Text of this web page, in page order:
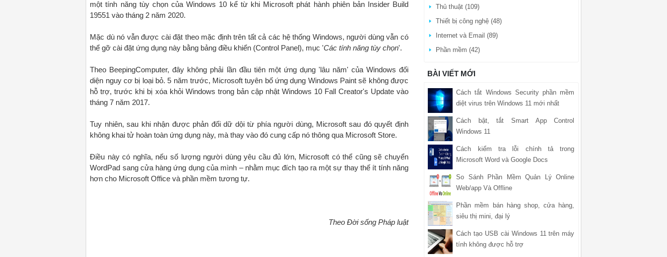
một tính năng tùy chọn của Windows 10 kể từ khi Microsoft phát hành phiên bản Insider Build
19551 vào tháng 2 năm 2020.
Mặc dù nó vẫn được cài đặt theo mặc định trên tất cả các hệ thống Windows, người dùng vẫn có
thể gỡ cài đặt ứng dụng này bằng bảng điều khiển (Control Panel), mục 'Các tính năng tùy chọn'.
Theo BeepingComputer, đây không phải lần đầu tiên một ứng dụng 'lâu năm' của Windows đối
diện nguy cơ bị loại bỏ. 5 năm trước, Microsoft tuyên bố ứng dụng Windows Paint sẽ không được
hỗ trợ, trước khi bị xóa khỏi Windows trong bản cập nhật Windows 10 Fall Creator's Update vào
tháng 7 năm 2017.
Tuy nhiên, sau khi nhận được phản đối dữ dội từ phía người dùng, Microsoft sau đó quyết định
không khai tử hoàn toàn ứng dụng này, mà thay vào đó cung cấp nó thông qua Microsoft Store.
Điều này có nghĩa, nếu số lượng người dùng yêu cầu đủ lớn, Microsoft có thể cũng sẽ chuyển
WordPad sang cửa hàng ứng dụng của mình – nhằm mục đích tạo ra một sự thay thế ít tính năng
hơn cho Microsoft Office và phần mềm tương tự.
Theo Đời sống Pháp luật
Thủ thuật (109)
Thiết bị công nghệ (48)
Internet và Email (89)
Phần mềm (42)
BÀI VIẾT MỚI
Cách tắt Windows Security phần mềm
diệt virus trên Windows 11 mới nhất
Cách bật, tắt Smart App Control
Windows 11
Cách kiểm tra lỗi chính tả trong
Microsoft Word và Google Docs
So Sánh Phần Mềm Quản Lý Online
Web/app Và Offline
Phần mềm bán hàng shop, cửa hàng,
siêu thị mini, đại lý
Cách tạo USB cài Windows 11 trên máy
tính không được hỗ trợ